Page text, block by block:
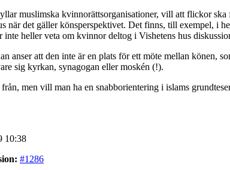
muslimska kvinnorättsorganisationer, vill att flickor
när det gäller könsperspektivet. Det finns, till exempel, i
heller veta om kvinnor deltog i Vishetens hus
anser att den inte är en plats för ett möte mellan könen,
sig kyrkan, synagogan eller moskén (!).
men vill man ha en snabborientering i islams
10:38
#1286